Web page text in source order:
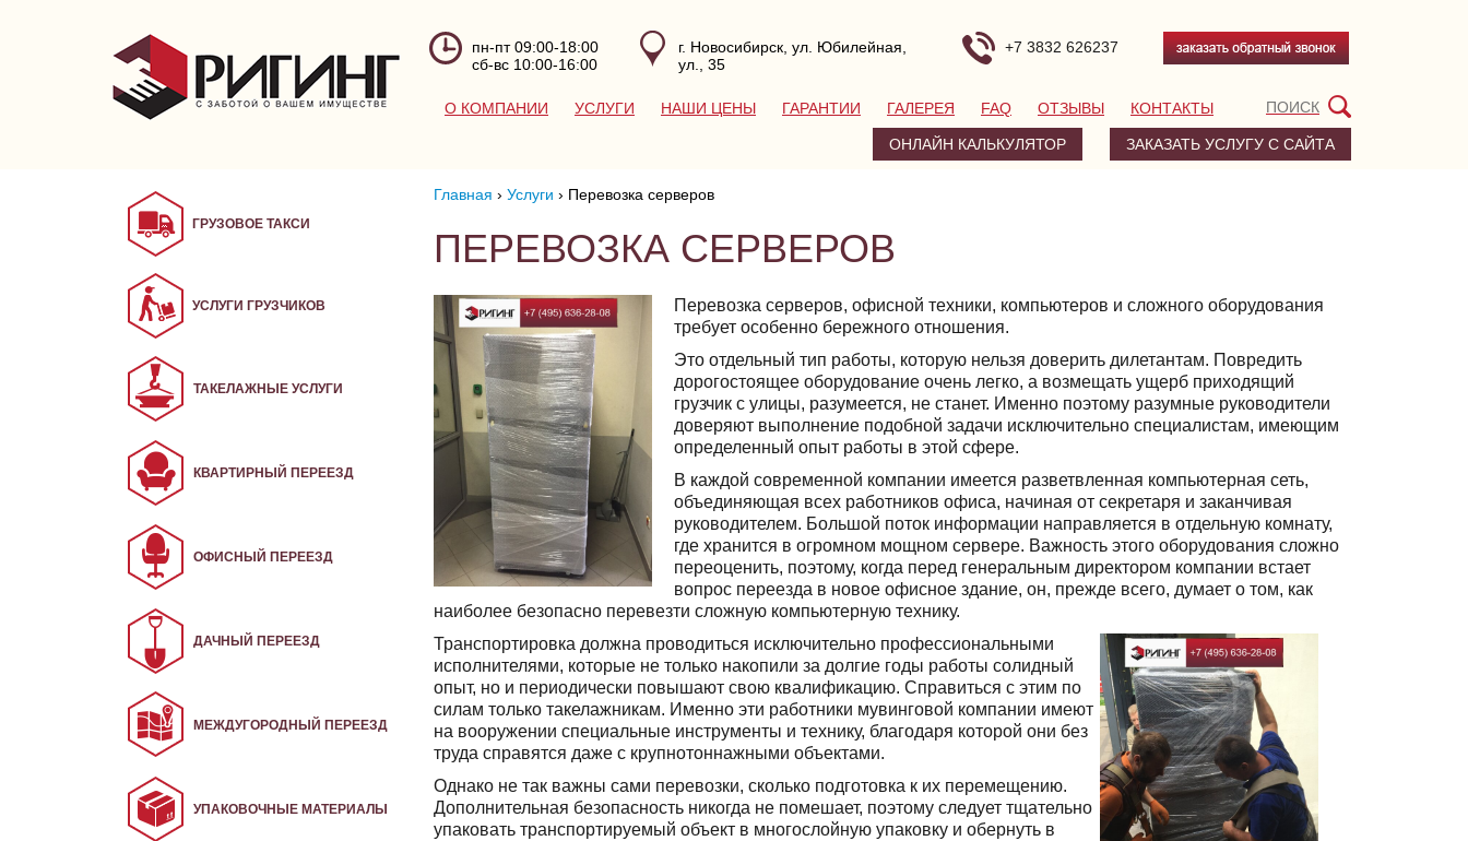
пн-пт 09:00-18:00
сб-вс 10:00-16:00
г. Новосибирск, ул. Юбилейная,
ул., 35
+7 3832 626237
О КОМПАНИИ УСЛУГИ НАШИ ЦЕНЫ ГАРАНТИИ ГАЛЕРЕЯ FAQ ОТЗЫВЫ КОНТАКТЫ
ЗАКАЗАТЬ УСЛУГУ С САЙТА
ОНЛАЙН КАЛЬКУЛЯТОР
Главная › Услуги › Перевозка серверов
ПЕРЕВОЗКА СЕРВЕРОВ
Перевозка серверов, офисной техники, компьютеров и сложного оборудования
требует особенно бережного отношения.
Это отдельный тип работы, которую нельзя доверить дилетантам. Повредить
дорогостоящее оборудование очень легко, а возмещать ущерб приходящий
грузчик с улицы, разумеется, не станет. Именно поэтому разумные руководители
доверяют выполнение подобной задачи исключительно специалистам, имеющим
определенный опыт работы в этой сфере.
В каждой современной компании имеется разветвленная компьютерная сеть,
объединяющая всех работников офиса, начиная от секретаря и заканчивая
руководителем. Большой поток информации направляется в отдельную комнату,
где хранится в огромном мощном сервере. Важность этого оборудования сложно
переоценить, поэтому, когда перед генеральным директором компании встает
вопрос переезда в новое офисное здание, он, прежде всего, думает о том, как
наиболее безопасно перевезти сложную компьютерную технику.
Транспортировка должна проводиться исключительно профессиональными
исполнителями, которые не только накопили за долгие годы работы солидный
опыт, но и периодически повышают свою квалификацию. Справиться с этим по
силам только такелажникам. Именно эти работники мувинговой компании имеют
на вооружении специальные инструменты и технику, благодаря которой они без
труда справятся даже с крупнотоннажными объектами.
Однако не так важны сами перевозки, сколько подготовка к их перемещению.
Дополнительная безопасность никогда не помешает, поэтому следует тщательно
упаковать транспортируемый объект в многослойную упаковку и обернуть в
ГРУЗОВОЕ ТАКСИ
УСЛУГИ ГРУЗЧИКОВ
ТАКЕЛАЖНЫЕ УСЛУГИ
КВАРТИРНЫЙ ПЕРЕЕЗД
ОФИСНЫЙ ПЕРЕЕЗД
ДАЧНЫЙ ПЕРЕЕЗД
МЕЖДУГОРОДНЫЙ ПЕРЕЕЗД
УПАКОВОЧНЫЕ МАТЕРИАЛЫ